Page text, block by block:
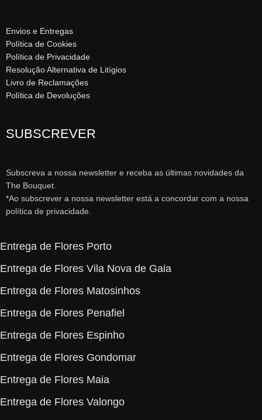
Envios e Entregas
Política de Cookies
Política de Privacidade
Resolução Alternativa de Litígios
Livro de Reclamações
Política de Devoluções
SUBSCREVER
Subscreva a nossa newsletter e receba as últimas novidades da
The Bouquet.
*Ao subscrever a nossa newsletter está a concordar com a nossa
política de privacidade.
Entrega de Flores Porto
Entrega de Flores Vila Nova de Gaia
Entrega de Flores Matosinhos
Entrega de Flores Penafiel
Entrega de Flores Espinho
Entrega de Flores Gondomar
Entrega de Flores Maia
Entrega de Flores Valongo